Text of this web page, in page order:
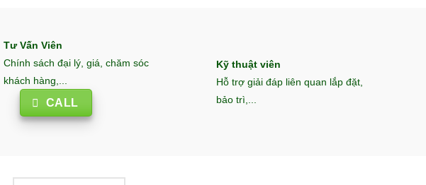
Tư Vấn Viên
Chính sách đại lý, giá, chăm sóc
khách hàng,...
CALL
Kỹ thuật viên
Hỗ trợ giải đáp liên quan lắp đặt,
bảo trì,...